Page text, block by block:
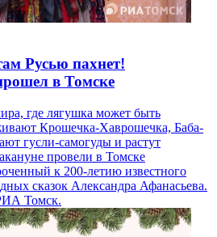
Русью пахнет!
в Томске
где лягушка может быть
Крошечка-Хаврошечка, Баба-
гусли-самогуды и растут
провели в Томске
к 200-летию известного
сказок Александра Афанасьева.
Томск.